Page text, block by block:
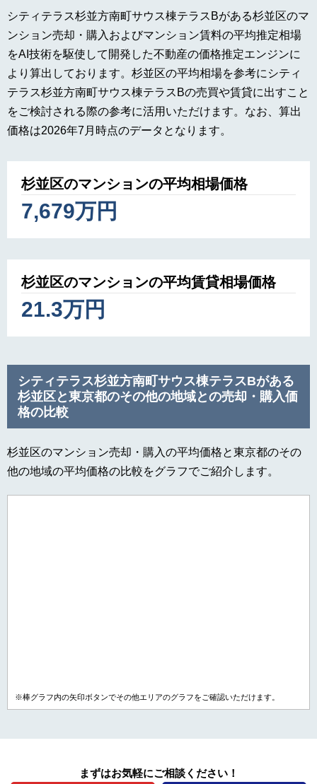
シティテラス杉並方南町サウス棟テラスBがある杉並区のマ
ンション売却・購入およびマンション賃料の平均推定相場
をAI技術を駆使して開発した不動産の価格推定エンジンに
より算出しております。杉並区の平均相場を参考にシティ
テラス杉並方南町サウス棟テラスBの売買や賃貸に出すこと
をご検討される際の参考に活用いただけます。なお、算出
価格は2026年7月時点のデータとなります。
杉並区のマンションの平均相場価格
7,679万円
杉並区のマンションの平均賃貸相場価格
21.3万円
シティテラス杉並方南町サウス棟テラスBがある
杉並区と東京都のその他の地域との売却・購入価
格の比較
杉並区のマンション売却・購入の平均価格と東京都のその
他の地域の平均価格の比較をグラフでご紹介します。
※棒グラフ内の矢印ボタンでその他エリアのグラフをご確認いただけます。
まずはお気軽にご相談ください！